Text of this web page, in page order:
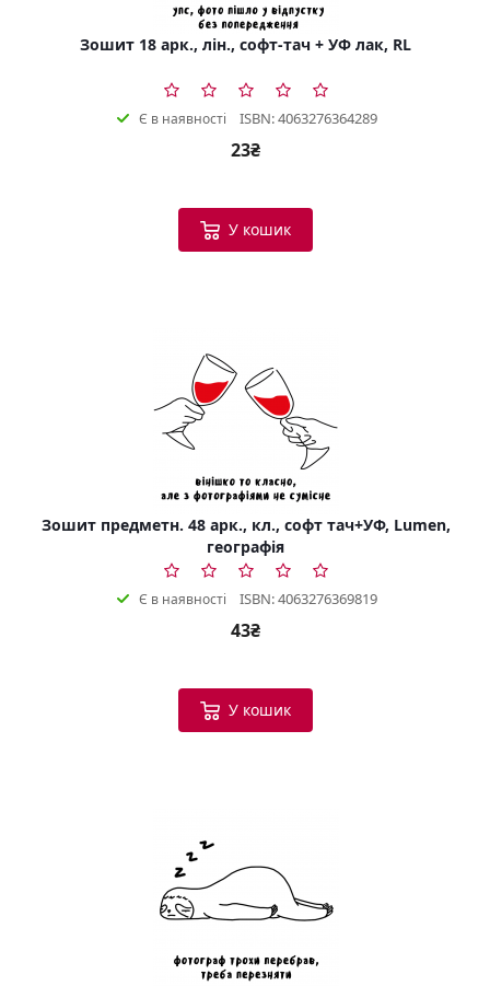
Зошит 18 арк., лін., софт-тач + УФ лак, RL
Є в наявності ISBN: 4063276364289
23₴
У кошик
Зошит предметн. 48 арк., кл., софт тач+УФ, Lumen,
географія
Є в наявності ISBN: 4063276369819
43₴
У кошик